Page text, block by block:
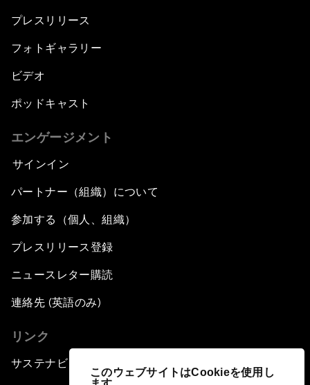
このウェブサイトはCookieを使用し
プレスリリース
フォトギャラリー
ビデオ
ポッドキャスト
エンゲージメント
サインイン
パートナー（組織）について
参加する（個人、組織）
プレスリリース登録
ニュースレター購読
連絡先 (英語のみ)
リンク
サステナビリティへの取り組み